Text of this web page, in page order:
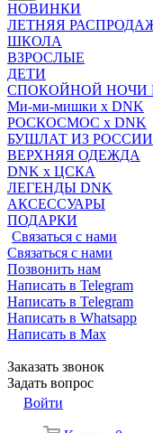
НОВИНКИ
ЛЕТНЯЯ
ШКОЛА
ВЗРОСЛЫЕ
ДЕТИ
СПОКОЙНОЙ
Ми-ми-мишки x DNK
РОСКОСМОС x DNK
БУШЛАТ ИЗ РОССИИ
ВЕРХНЯЯ ОДЕЖДА
DNK x ЦСКА
ЛЕГЕНДЫ DNK
АКСЕССУАРЫ
ПОДАРКИ
Связаться с нами
Связаться с нами
Позвонить нам
Написать в Telegram
Написать в Telegram
Написать в Whatsapp
Написать в Max
Заказать звонок
Задать вопрос
Войти